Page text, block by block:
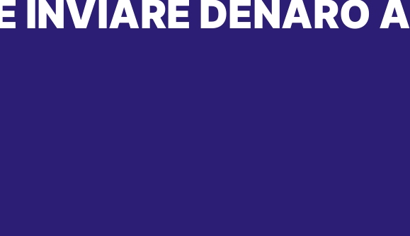
INVIARE DENARO A